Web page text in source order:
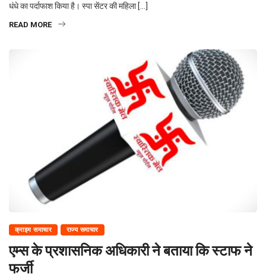
धंधे का पर्दाफाश किया है। स्पा सेंटर की महिला […]
READ MORE
क्राइम समाचार राज्य समाचार
एम्स के प्रशासनिक अधिकारी ने बताया कि स्टाफ ने
फर्जी